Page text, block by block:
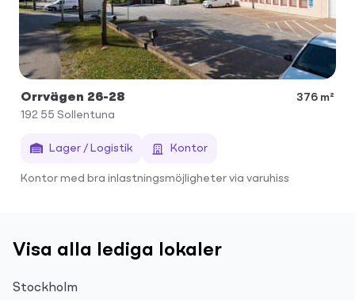
Orrvägen 26-28
376 m²
192 55 Sollentuna
Lager / Logistik Kontor
Kontor med bra inlastningsmöjligheter via varuhiss
Visa alla lediga lokaler
Stockholm